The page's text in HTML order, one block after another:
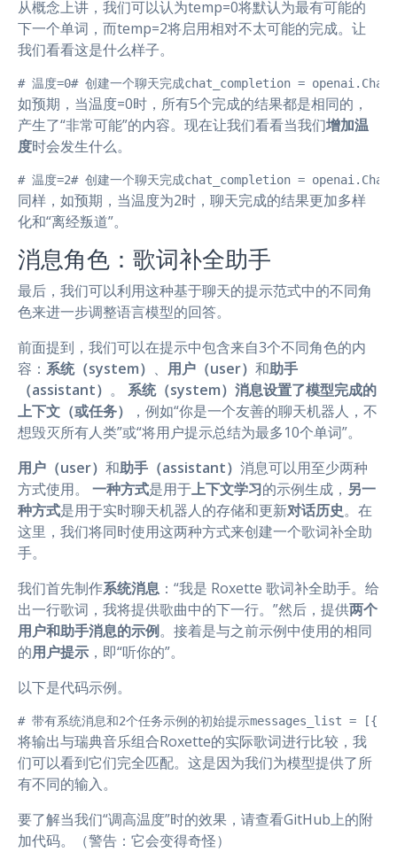
从概念上讲，我们可以认为temp=0将默认为最有可能的
下一个单词，而temp=2将启用相对不太可能的完成。让
我们看看这是什么样子。
# 温度=0# 创建一个聊天完成chat_completion =
如预期，当温度=0时，所有5个完成的结果都是相同的，
产生了“非常可能”的内容。现在让我们看看当我们增加温
度时会发生什么。
# 温度=2# 创建一个聊天完成chat_completion =
同样，如预期，当温度为2时，聊天完成的结果更加多样
化和“离经叛道”。
消息角色：歌词补全助手
最后，我们可以利用这种基于聊天的提示范式中的不同角
色来进一步调整语言模型的回答。
前面提到，我们可以在提示中包含来自3个不同角色的内
容： 系统（system） 、 用户（user） 和助手
（assistant） 。 系统（system）消息设置了模型完成的
上下文（或任务）
，例如“你是一个友善的聊天机器人，不
想毁灭所有人类”或“将用户提示总结为最多10个单词”。
用户（user） 和助手（assistant） 消息可以用至少两种
方式使用。 一种方式是用于上下文学习的示例生成， 另一
种方式是用于实时聊天机器人的存储和更新对话历史。在
这里，我们将同时使用这两种方式来创建一个歌词补全助
手。
我们首先制作系统消息 ：“我是 Roxette 歌词补全助手。给
出一行歌词，我将提供歌曲中的下一行。”然后，提供两个
用户和助手消息的示例。接着是与之前示例中使用的相同
的用户提示 ，即“听你的”。
以下是代码示例。
# 带有系统消息和2个任务示例的初始提示
将输出与瑞典音乐组合Roxette的实际歌词进行比较，我
们可以看到它们完全匹配。这是因为我们为模型提供了所
有不同的输入。
要了解当我们“调高温度”时的效果，请查看GitHub上的附
加代码。（警告：它会变得奇怪）